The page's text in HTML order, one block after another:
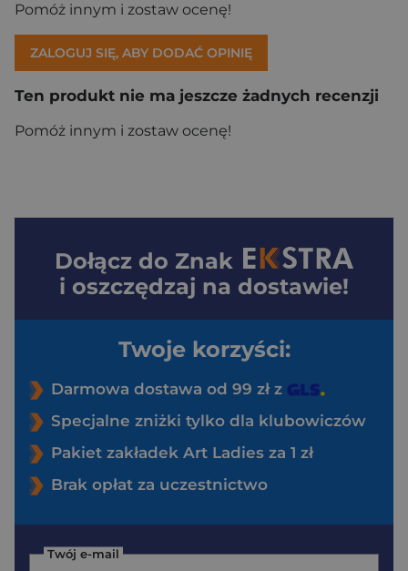
Pomóż innym i zostaw ocenę!
ZALOGUJ SIĘ, ABY DODAĆ OPINIĘ
Ten produkt nie ma jeszcze żadnych recenzji
Pomóż innym i zostaw ocenę!
Dołącz do Znak
i oszczędzaj na dostawie!
Twoje korzyści:
Darmowa dostawa od 99 zł z
Specjalne zniżki tylko dla klubowiczów
Pakiet zakładek Art Ladies za 1 zł
Brak opłat za uczestnictwo
Twój e-mail